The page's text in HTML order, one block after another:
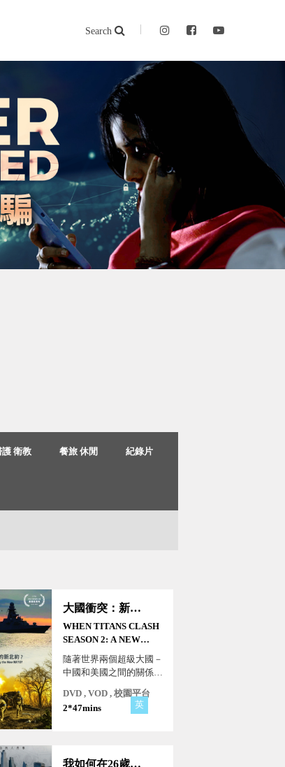
Search
護 衛教 餐旅 休閒 紀錄片
大國衝突：新的世界秩序？
WHEN TITANS CLASH
SEASON 2: A NEW
WORLD ORDER?
隨著世界兩個超級大國－
中國和美國之間的關係變
巨大的權力鬥爭，變得前
所未有的重要性。
DVD , VOD , 校園平台
2*47mins
英
我如何在26歲賠掉30億美元